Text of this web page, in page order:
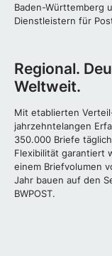
Baden-Württemberg
Dienstleistern für
Regional.
Weltweit.
Mit etablierten
jahrzehntelangen
350.000 Briefe
Flexibilität garantiert
einem Briefvolumen
Jahr bauen auf den
BWPOST.